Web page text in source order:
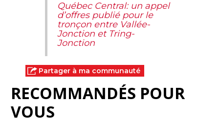
Québec Central: un appel
d’offres publié pour le
tronçon entre Vallée-
Jonction et Tring-
Jonction
Partager à ma communauté
RECOMMANDÉS POUR
VOUS